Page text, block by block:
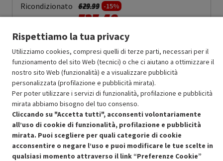
Ricondizionato Prezzo ridotto da
629.99a-15%
In Promozione 535.49
Aggiungi al carrello
SCONTO RICONDIZIONATI
Approfitta dello sconto del 15% sul prodotto ricondizionato.
Rispettiamo la tua privacy
Utilizziamo cookies, compresi quelli di terze parti, necessari per il
funzionamento del sito Web (tecnici) o che ci aiutano a ottimizzare il
nostro sito Web (funzionalità) e a visualizzare pubblicità
personalizzata (profilazione e pubblicità mirata).
Per poter utilizzare i servizi di funzionalità, profilazione e pubblicità
mirata abbiamo bisogno del tuo consenso.
Cliccando su "Accetta tutti", acconsenti volontariamente
all’uso di cookie di funzionalità, profilazione e pubblicità
mirata. Puoi scegliere per quali categorie di cookie
acconsentire o negare l’uso e puoi modificare le tue scelte in
qualsiasi momento attraverso il link “Preferenze Cookie”